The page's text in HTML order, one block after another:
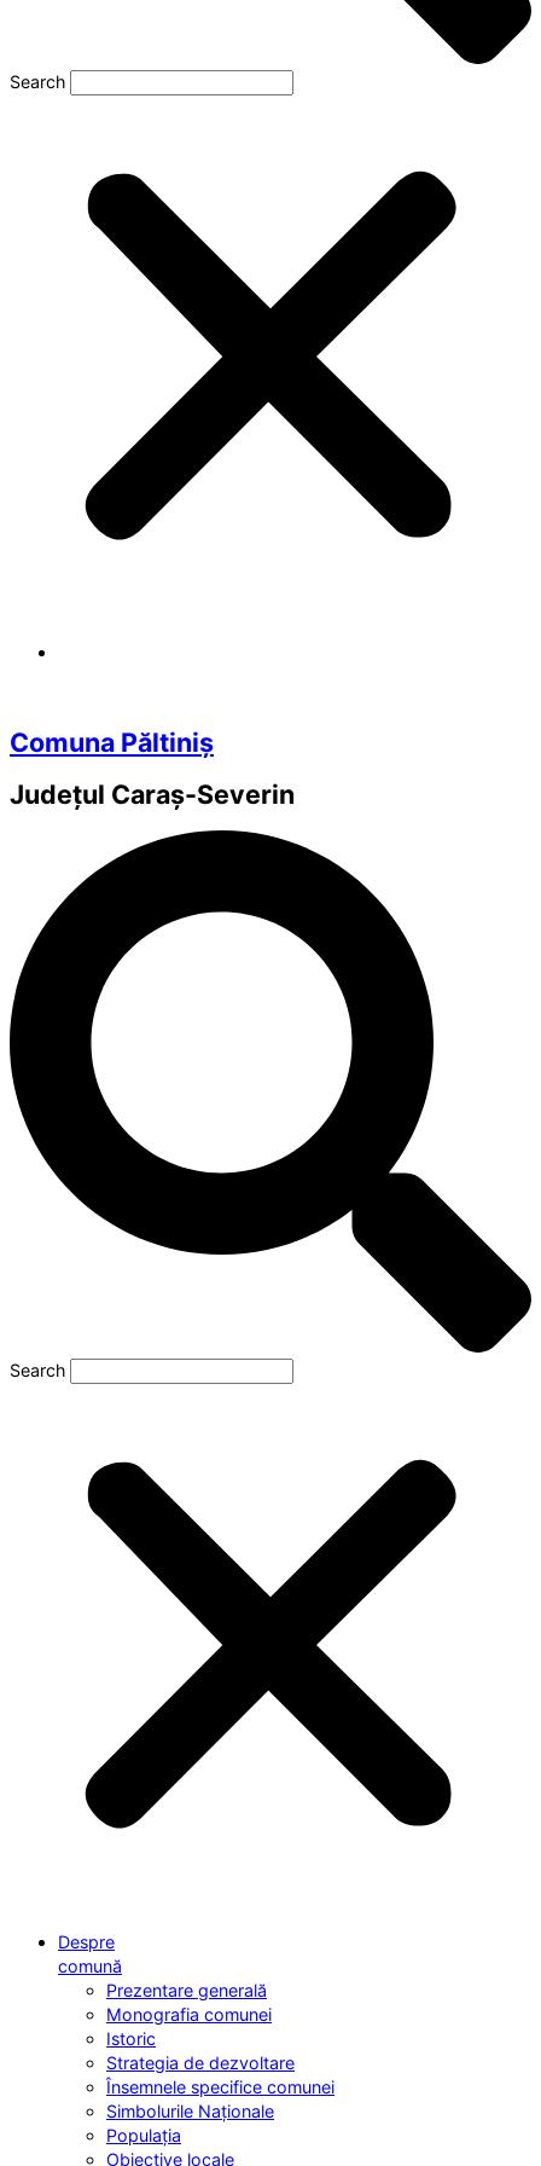
Search
Comuna Păltiniș
Județul Caraș-Severin
Search
Despre
comună
Prezentare generală
Monografia comunei
Istoric
Strategia de dezvoltare
Însemnele specifice comunei
Simbolurile Naționale
Populația
Obiective locale